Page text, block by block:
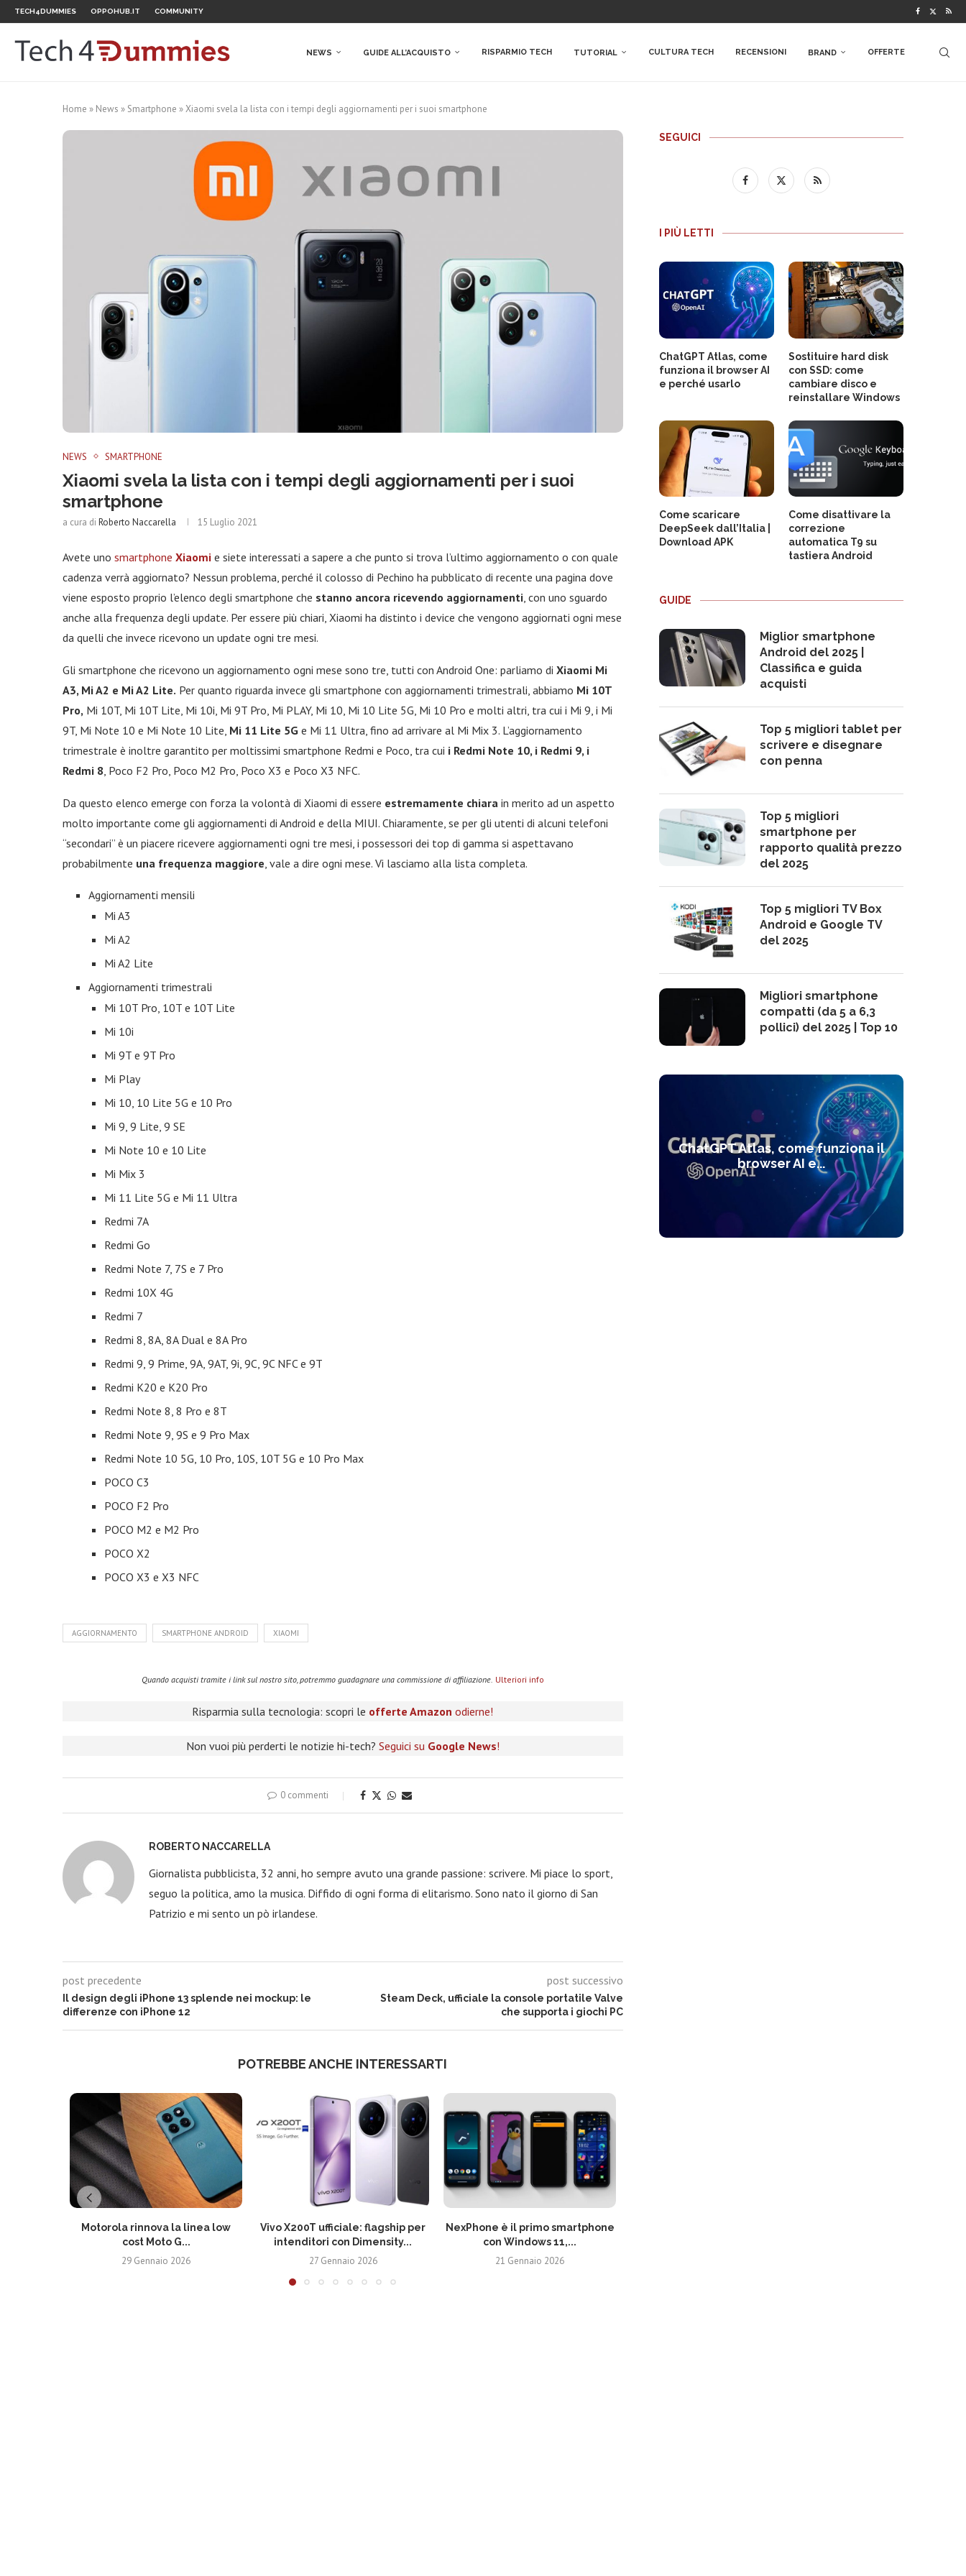
TECH4DUMMIES OPPOHUB.IT COMMUNITY
NEWS GUIDE ALL’ACQUISTO RISPARMIO TECH TUTORIAL CULTURA TECH RECENSIONI BRAND OFFERTE
Home » News » Smartphone »Xiaomi svela la lista con i tempi degli aggiornamenti per i suoi smartphone
NEWS SMARTPHONE
Xiaomi svela la lista con i tempi degli aggiornamenti per i suoi
smartphone
a cura di Roberto Naccarella 15 Luglio 2021
Avete uno smartphone Xiaomi e siete interessati a sapere a che punto si trova l’ultimo aggiornamento o con quale
cadenza verrà aggiornato? Nessun problema, perché il colosso di Pechino ha pubblicato di recente una pagina dove
viene esposto proprio l’elenco degli smartphone che stanno ancora ricevendo aggiornamenti , con uno sguardo
anche alla frequenza degli update. Per essere più chiari, Xiaomi ha distinto i device che vengono aggiornati ogni mese
da quelli che invece ricevono un update ogni tre mesi.
Gli smartphone che ricevono un aggiornamento ogni mese sono tre, tutti con Android One: parliamo di Xiaomi Mi
A3, Mi A2 e Mi A2 Lite. Per quanto riguarda invece gli smartphone con aggiornamenti trimestrali, abbiamo Mi 10T
Pro, Mi 10T, Mi 10T Lite, Mi 10i, Mi 9T Pro, Mi PLAY, Mi 10, Mi 10 Lite 5G, Mi 10 Pro e molti altri, tra cui i Mi 9, i Mi
9T, Mi Note 10 e Mi Note 10 Lite, Mi 11 Lite 5G e Mi 11 Ultra, fino ad arrivare al Mi Mix 3. L’aggiornamento
trimestrale è inoltre garantito per moltissimi smartphone Redmi e Poco, tra cui i Redmi Note 10, i Redmi 9, i
Redmi 8 , Poco F2 Pro, Poco M2 Pro, Poco X3 e Poco X3 NFC.
Da questo elenco emerge con forza la volontà di Xiaomi di essere estremamente chiara in merito ad un aspetto
molto importante come gli aggiornamenti di Android e della MIUI. Chiaramente, se per gli utenti di alcuni telefoni
“secondari” è un piacere ricevere aggiornamenti ogni tre mesi, i possessori dei top di gamma si aspettavano
probabilmente una frequenza maggiore , vale a dire ogni mese. Vi lasciamo alla lista completa.
Aggiornamenti mensili
Mi A3
Mi A2
Mi A2 Lite
Aggiornamenti trimestrali
Mi 10T Pro, 10T e 10T Lite
Mi 10i
Mi 9T e 9T Pro
Mi Play
Mi 10, 10 Lite 5G e 10 Pro
Mi 9, 9 Lite, 9 SE
Mi Note 10 e 10 Lite
Mi Mix 3
Mi 11 Lite 5G e Mi 11 Ultra
Redmi 7A
Redmi Go
Redmi Note 7, 7S e 7 Pro
Redmi 10X 4G
Redmi 7
Redmi 8, 8A, 8A Dual e 8A Pro
Redmi 9, 9 Prime, 9A, 9AT, 9i, 9C, 9C NFC e 9T
Redmi K20 e K20 Pro
Redmi Note 8, 8 Pro e 8T
Redmi Note 9, 9S e 9 Pro Max
Redmi Note 10 5G, 10 Pro, 10S, 10T 5G e 10 Pro Max
POCO C3
POCO F2 Pro
POCO M2 e M2 Pro
POCO X2
POCO X3 e X3 NFC
AGGIORNAMENTO SMARTPHONE ANDROID XIAOMI
Quando acquisti tramite i link sul nostro sito, potremmo guadagnare una commissione di affiliazione. Ulteriori info
Risparmia sulla tecnologia: scopri le offerte Amazon odierne!
Non vuoi più perderti le notizie hi-tech? Seguici su Google News!
0 commenti
ROBERTO NACCARELLA
Giornalista pubblicista, 32 anni, ho sempre avuto una grande passione: scrivere. Mi piace lo sport,
seguo la politica, amo la musica. Diffido di ogni forma di elitarismo. Sono nato il giorno di San
Patrizio e mi sento un pò irlandese.
post precedente
Il design degli iPhone 13 splende nei mockup: le
differenze con iPhone 12
post successivo
Steam Deck, ufficiale la console portatile Valve
che supporta i giochi PC
POTREBBE ANCHE INTERESSARTI
Motorola rinnova la linea low
cost Moto G...
29 Gennaio 2026
Vivo X200T ufficiale: flagship per
intenditori con Dimensity...
27 Gennaio 2026
NexPhone è il primo smartphone
con Windows 11,...
21 Gennaio 2026
SEGUICI
I PIÙ LETTI
ChatGPT Atlas, come
funziona il browser AI
e perché usarlo
Sostituire hard disk
con SSD: come
cambiare disco e
reinstallare Windows
Come scaricare
DeepSeek dall’Italia |
Download APK
Come disattivare la
correzione
automatica T9 su
tastiera Android
GUIDE
Miglior smartphone
Android del 2025 |
Classifica e guida
acquisti
Top 5 migliori tablet per
scrivere e disegnare
con penna
Top 5 migliori
smartphone per
rapporto qualità prezzo
del 2025
Top 5 migliori TV Box
Android e Google TV
del 2025
Migliori smartphone
compatti (da 5 a 6,3
pollici) del 2025 | Top 10
ChatGPT Atlas, come funziona il
browser AI e...